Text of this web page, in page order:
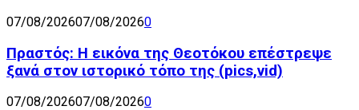
07/08/202607/08/20260
Πραστός: Η εικόνα της Θεοτόκου επέστρεψε
ξανά στον ιστορικό τόπο της (pics,vid)
07/08/202607/08/20260